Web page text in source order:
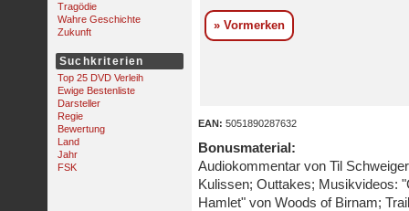
Tragödie
Wahre Geschichte
Zukunft
Suchkriterien
Top 25 DVD Verleih
Ewige Bestenliste
Darsteller
Regie
Bewertung
Land
Jahr
FSK
» Vormerken
EAN: 5051890287632
Bonusmaterial:
Audiokommentar von Til
Kulissen; Outtakes; Musikvideos:
Hamlet" von Woods of Birnam;